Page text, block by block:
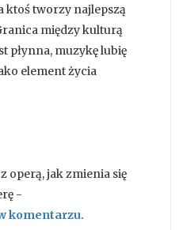
ktoś tworzy najlepszą
między kulturą
płynna, muzykę lubię
element życia
operą, jak zmienia się
-
komentarzu.